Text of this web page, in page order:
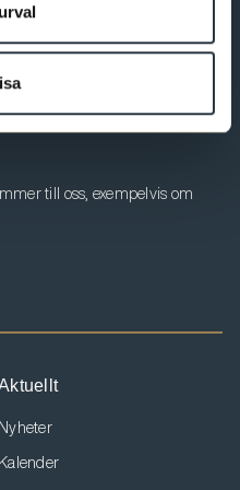
dina fakturor och ta del av
till oss, exempelvis om
Nyheter
Kalender